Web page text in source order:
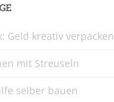
Geld kreativ verpacken
mit Streuseln
selber bauen